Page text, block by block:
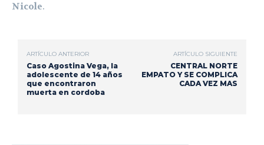
Nicole.
ARTÍCULO ANTERIOR
Caso Agostina Vega, la
adolescente de 14 años
que encontraron
muerta en cordoba
ARTÍCULO SIGUIENTE
CENTRAL NORTE
EMPATO Y SE COMPLICA
CADA VEZ MAS